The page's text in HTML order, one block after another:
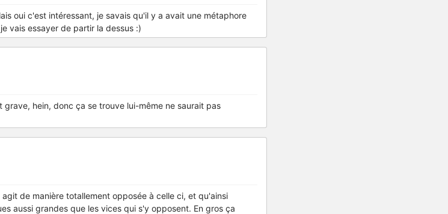
oui c'est intéressant, je savais qu'il y a avait une métaphore
vais essayer de partir la dessus :)
hein, donc ça se trouve lui-même ne saurait pas
de manière totallement opposée à celle ci, et qu'ainsi
aussi grandes que les vices qui s'y opposent. En gros ça